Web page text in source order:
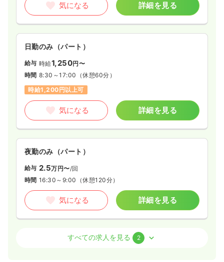
気になる 詳細を見る
日勤のみ（パート）
給与 時給1,250円〜
時間 8:30～17:00 （休憩60分）
時給1,200円以上可
気になる 詳細を見る
夜勤のみ（パート）
給与 2.5万円〜/回
時間 16:30～9:00 （休憩120分）
気になる 詳細を見る
正・准看護師すべての求人を見る 2